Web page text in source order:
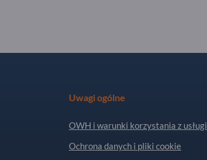
Uwagi ogólne
OWH i warunki korzystania z usługi
Ochrona danych i pliki cookie